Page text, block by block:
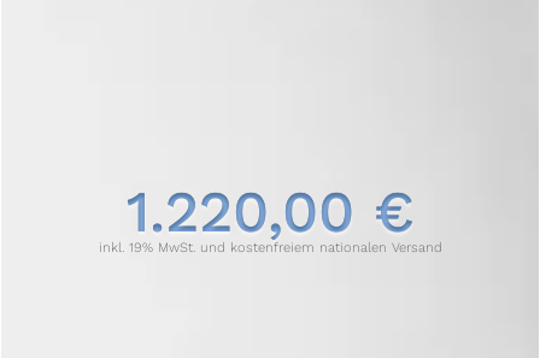
1.220,00 €
inkl. 19% MwSt. und kostenfreiem nationalen Versand